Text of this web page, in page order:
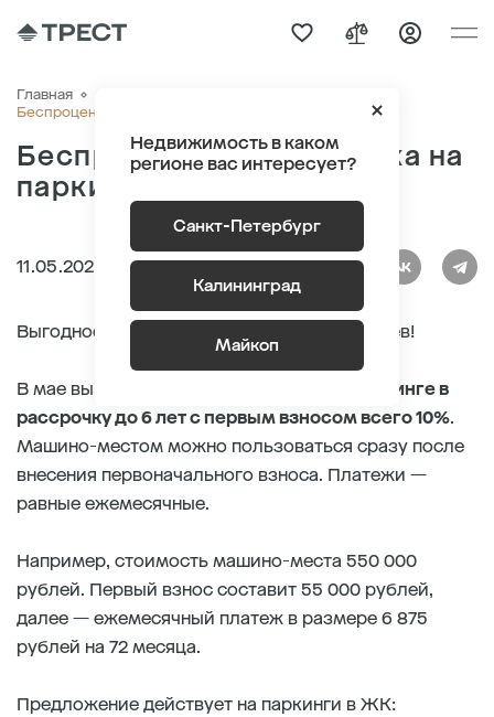
Недвижимость в каком
регионе вас интересует?
Санкт-Петербург
Калининград
Майкоп
Главная
Беспроцентная рассрочка на паркинг до 6 лет!
Беспроцентная рассрочка на
паркинг до 6 лет!
11.05.2023
Выгодное предложение для автовладельцев!
В мае вы можете приобрести
место в паркинге в
рассрочку до 6 лет с первым взносом всего 10%.
Машино-местом можно пользоваться сразу после
внесения первоначального взноса. Платежи —
равные ежемесячные.
Например, стоимость машино-места 550 000
рублей. Первый взнос составит 55 000 рублей,
далее — ежемесячный платеж в размере 6 875
рублей на 72 месяца.
Предложение действует на паркинги в ЖК: